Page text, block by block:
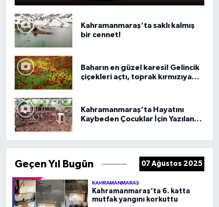
Kahramanmaraş'ta saklı kalmış
bir cennet!
Baharın en güzel karesi! Gelincik
çiçekleri açtı, toprak kırmızıya
Kahramanmaraş’ta Hayatını
Kaybeden Çocuklar İçin Yazılan
Geçen Yıl Bugün 07 Ağustos 2025
KAHRAMANMARAŞ
Kahramanmaraş’ta 6. katta
mutfak yangını korkuttu